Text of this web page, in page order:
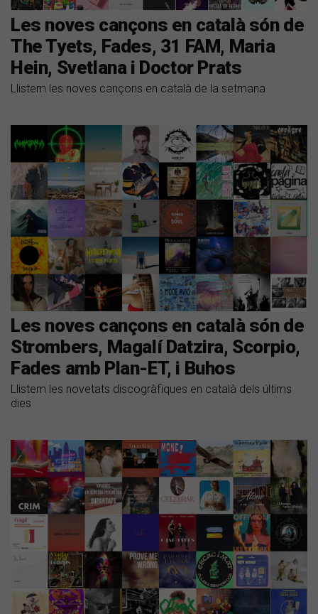
Les noves cançons en català són de
The Tyets, Fades, 31 FAM, Maria
Hein, Svetlana i Doctor Prats
Llistem les noves cançons en català de la setmana
Les noves cançons en català són de
Strombers, Magalí Datzira, Scorpio,
Fades amb Plan-ET, i Buhos
Llistem les novetats discogràfiques en català dels últims
dies